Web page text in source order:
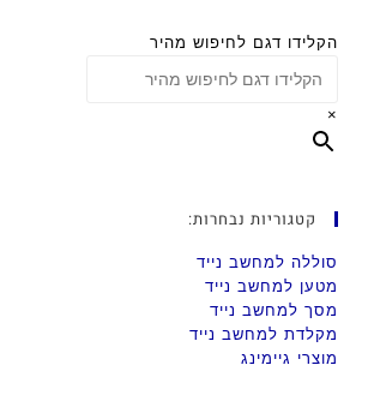
הקלידו דגם לחיפוש מהיר
×
קטגוריות נבחרות:
סוללה למחשב נייד
מטען למחשב נייד
מסך למחשב נייד
מקלדת למחשב נייד
מוצרי גיימינג